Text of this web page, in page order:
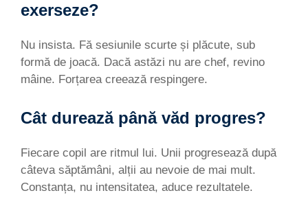
exerseze?
Nu insista. Fă sesiunile scurte și plăcute, sub
formă de joacă. Dacă astăzi nu are chef, revino
mâine. Forțarea creează respingere.
Cât durează până văd progres?
Fiecare copil are ritmul lui. Unii progresează după
câteva săptămâni, alții au nevoie de mai mult.
Constanța, nu intensitatea, aduce rezultatele.